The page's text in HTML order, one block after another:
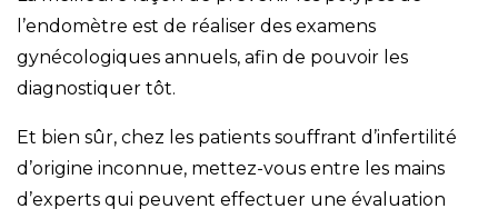
l’endomètre est de réaliser des examens
gynécologiques annuels, afin de pouvoir les
diagnostiquer tôt.
Et bien sûr, chez les patients souffrant d’infertilité
d’origine inconnue, mettez-vous entre les mains
d’experts qui peuvent effectuer une évaluation